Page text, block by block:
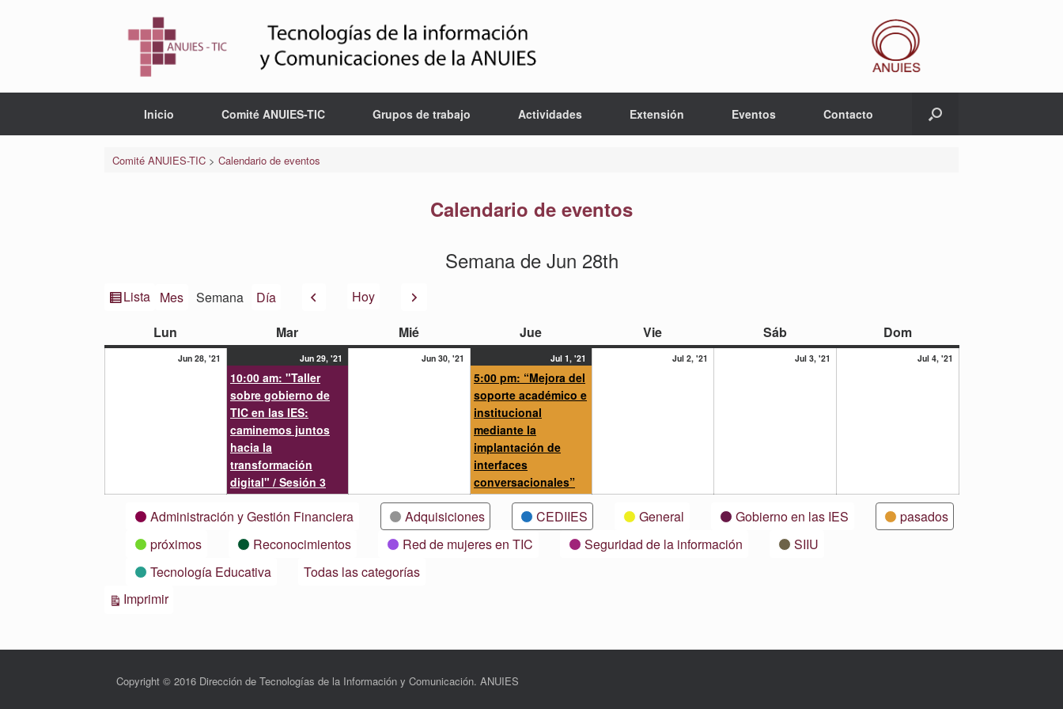
Inicio Comité ANUIES-TIC Grupos de trabajo Actividades Extensión Eventos Contacto
Comité ANUIES-TIC> Calendario de eventos
Calendario de eventos
Semana de Jun 28th
Ver
Lista Mes Semana Día AnteriorHoy Siguiente
Lun Marmartes Miémiércoles Juejueves Vieviernes Sábsábado Domdomingo
Jun 28, '21
junio,
2021
Jun 29, '21
10:00 am: "Taller
sobre gobierno de
TIC en las IES:
caminemos juntos
hacia la
transformación
digital" / Sesión 3
Jun 30, '21
junio,
2021
Jul 1, '21
2021
5:00 pm: “Mejora del
soporte académico e
institucional
mediante la
implantación de
interfaces
conversacionales”
Jul 2, '21 Jul 3, '21 Jul 4, '21
CategoríasAdministración y Gestión Financiera Adquisiciones CEDIIES General Gobierno en las IES
pasados
próximos
Reconocimientos Red de mujeres en TIC Seguridad de la información
SIIU
Tecnología Educativa
Todas las categorías
ImprimirVistas
Copyright © 2016 Dirección de Tecnologías de la Información y Comunicación. ANUIES